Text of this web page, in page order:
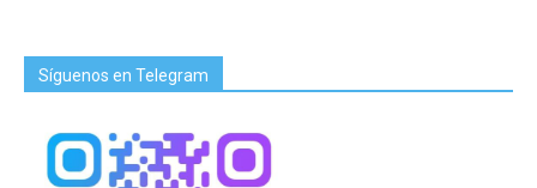
Síguenos en Telegram